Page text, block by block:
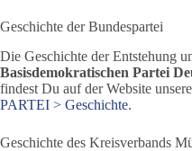
Geschichte der Bundespartei
Die Geschichte der Entstehung
Basisdemokratischen Partei
findest Du auf der Website
PARTEI > Geschichte.
Geschichte des Kreisverbands